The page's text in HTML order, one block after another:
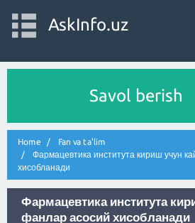
AskInfo.uz
Savol berish
Home
Fan va ta'lim
Фармацевтика института кириш учун
хисобланади
Фармацевтика института
фанлар асосий хисобланади